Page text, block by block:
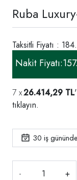
Ruba
Taksitli Fiyatı :
Nakit Fiyatı:
26.414,29 TL
tıklayın.
30 iş
- +